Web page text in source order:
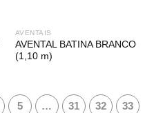
AVENTAIS
AVENTAL BATINA BRANCO
(1,10 m)
5 … 31 32 33